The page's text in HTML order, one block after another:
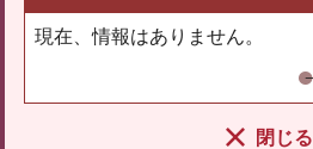
現在、情報はありません。
閉じる